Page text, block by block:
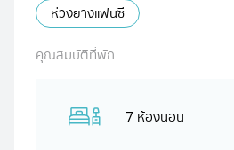
ห่วงยางแฟนซี
คุณสมบัติที่พัก
7 ห้องนอน